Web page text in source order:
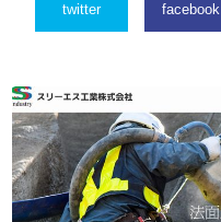
twitter facebook